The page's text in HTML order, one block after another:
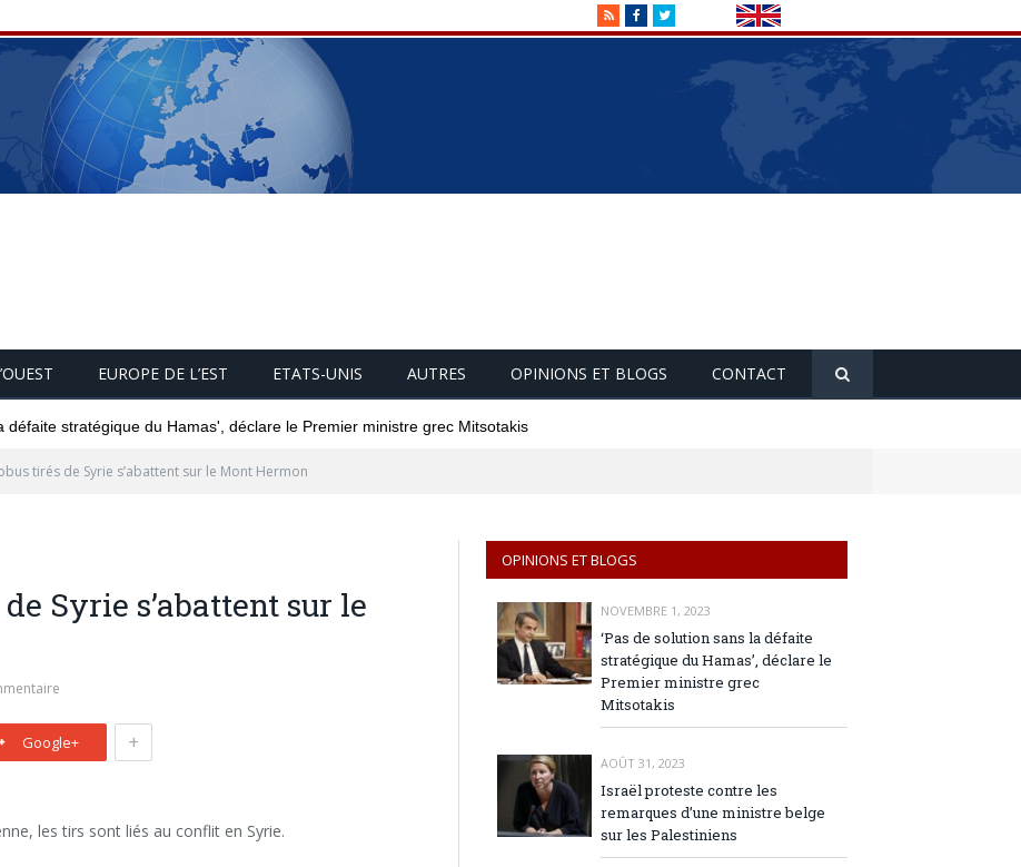
RSSFacebookTwitter
EUROPE DE L’EST ETATS-UNIS AUTRES OPINIONS ET BLOGS CONTACT
défaite stratégique du Hamas', déclare le Premier ministre grec Mitsotakis
tirés de Syrie s’abattent sur le Mont Hermon
Syrie s’abattent sur le
Google+ +
les tirs sont liés au conflit en Syrie.
OPINIONS ET BLOGS
NOVEMBRE 1, 2023
‘Pas de solution sans la défaite
stratégique du Hamas’, déclare le
Premier ministre grec
Mitsotakis
AOÛT 31, 2023
Israël proteste contre les
remarques d’une ministre belge
sur les Palestiniens